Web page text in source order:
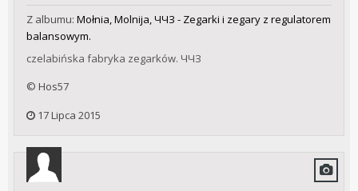
Z albumu: Mołnia, Molnija, ЧЧЗ - Zegarki i zegary z regulatorem
balansowym.
czelabińska fabryka zegarków. ЧЧЗ
© Hos57
17 Lipca 2015